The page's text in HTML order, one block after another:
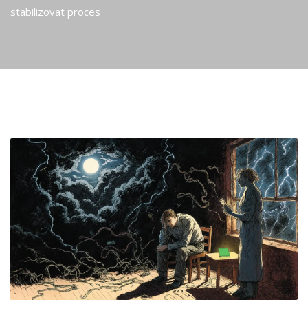
stabilizovat proces